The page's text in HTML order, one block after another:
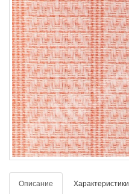
Описание Характеристики